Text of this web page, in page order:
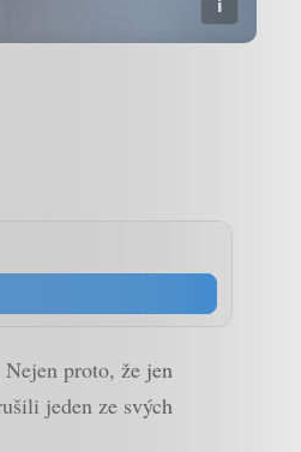
proto, že jen
jeden ze svých